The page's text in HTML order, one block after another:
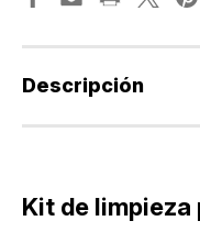
Descripción
Kit de limpieza